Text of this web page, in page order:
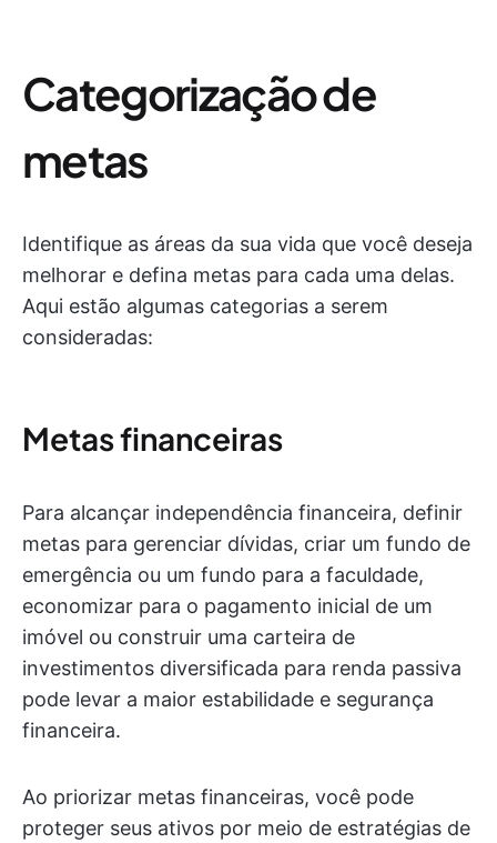
Categorização de
metas
Identifique as áreas da sua vida que você deseja
melhorar e defina metas para cada uma delas.
Aqui estão algumas categorias a serem
consideradas:
Metas financeiras
Para alcançar independência financeira, definir
metas para gerenciar dívidas, criar um fundo de
emergência ou um fundo para a faculdade,
economizar para o pagamento inicial de um
imóvel ou construir uma carteira de
investimentos diversificada para renda passiva
pode levar a maior estabilidade e segurança
financeira.
Ao priorizar metas financeiras, você pode
proteger seus ativos por meio de estratégias de